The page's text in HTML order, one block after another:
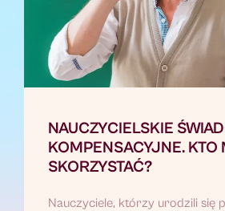
NAUCZYCIELSKIE
KOMPENSACYJNE. KTO
SKORZYSTAĆ?
Nauczyciele, którzy urodzili się